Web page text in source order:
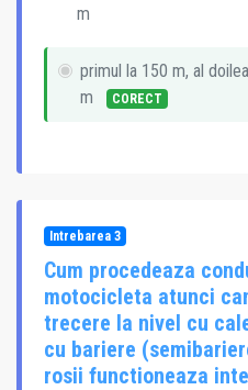
m
primul la 150 m, al
m
CORECT
Intrebarea 3
Cum procedeaza
motocicleta atunci
trecere la nivel cu
cu bariere
rosii functioneaza